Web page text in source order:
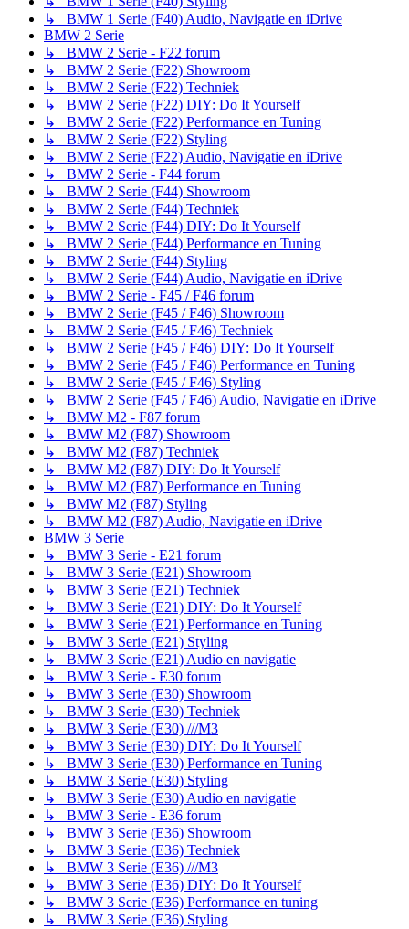
↳ BMW 1 Serie (F40) Audio, Navigatie en iDrive
BMW 2 Serie
↳ BMW 2 Serie - F22 forum
↳ BMW 2 Serie (F22) Showroom
↳ BMW 2 Serie (F22) Techniek
↳ BMW 2 Serie (F22) DIY: Do It Yourself
↳ BMW 2 Serie (F22) Performance en Tuning
↳ BMW 2 Serie (F22) Styling
↳ BMW 2 Serie (F22) Audio, Navigatie en iDrive
↳ BMW 2 Serie - F44 forum
↳ BMW 2 Serie (F44) Showroom
↳ BMW 2 Serie (F44) Techniek
↳ BMW 2 Serie (F44) DIY: Do It Yourself
↳ BMW 2 Serie (F44) Performance en Tuning
↳ BMW 2 Serie (F44) Styling
↳ BMW 2 Serie (F44) Audio, Navigatie en iDrive
↳ BMW 2 Serie - F45 / F46 forum
↳ BMW 2 Serie (F45 / F46) Showroom
↳ BMW 2 Serie (F45 / F46) Techniek
↳ BMW 2 Serie (F45 / F46) DIY: Do It Yourself
↳ BMW 2 Serie (F45 / F46) Performance en Tuning
↳ BMW 2 Serie (F45 / F46) Styling
↳ BMW 2 Serie (F45 / F46) Audio, Navigatie en iDrive
↳ BMW M2 - F87 forum
↳ BMW M2 (F87) Showroom
↳ BMW M2 (F87) Techniek
↳ BMW M2 (F87) DIY: Do It Yourself
↳ BMW M2 (F87) Performance en Tuning
↳ BMW M2 (F87) Styling
↳ BMW M2 (F87) Audio, Navigatie en iDrive
BMW 3 Serie
↳ BMW 3 Serie - E21 forum
↳ BMW 3 Serie (E21) Showroom
↳ BMW 3 Serie (E21) Techniek
↳ BMW 3 Serie (E21) DIY: Do It Yourself
↳ BMW 3 Serie (E21) Performance en Tuning
↳ BMW 3 Serie (E21) Styling
↳ BMW 3 Serie (E21) Audio en navigatie
↳ BMW 3 Serie - E30 forum
↳ BMW 3 Serie (E30) Showroom
↳ BMW 3 Serie (E30) Techniek
↳ BMW 3 Serie (E30) ///M3
↳ BMW 3 Serie (E30) DIY: Do It Yourself
↳ BMW 3 Serie (E30) Performance en Tuning
↳ BMW 3 Serie (E30) Styling
↳ BMW 3 Serie (E30) Audio en navigatie
↳ BMW 3 Serie - E36 forum
↳ BMW 3 Serie (E36) Showroom
↳ BMW 3 Serie (E36) Techniek
↳ BMW 3 Serie (E36) ///M3
↳ BMW 3 Serie (E36) DIY: Do It Yourself
↳ BMW 3 Serie (E36) Performance en tuning
↳ BMW 3 Serie (E36) Styling